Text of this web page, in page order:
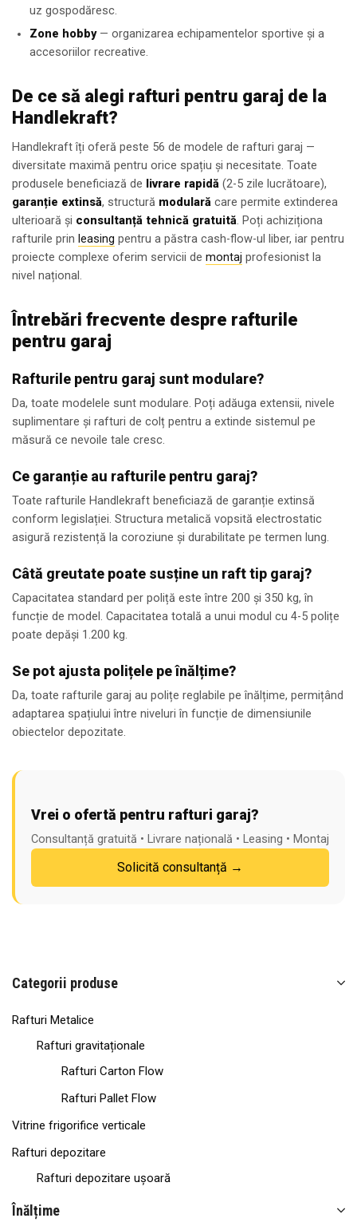
Categorii produse
Rafturi Metalice
Rafturi gravitaționale
Rafturi Carton Flow
Rafturi Pallet Flow
Vitrine frigorifice verticale
Rafturi depozitare
Rafturi depozitare ușoară
Rafturi semi-industriale
Înălțime
uz gospodăresc.
Zone hobby— organizarea echipamentelor sportive și a
accesoriilor recreative.
De ce să alegi rafturi pentru garaj de la
Handlekraft?
Handlekraft îți oferă peste 56 de modele de rafturi garaj —
diversitate maximă pentru orice spațiu și necesitate. Toate
produsele beneficiază de livrare rapidă (2-5 zile lucrătoare),
garanție extinsă, structură modulară care permite extinderea
ulterioară și consultanță tehnică gratuită. Poți achiziționa
rafturile prin leasing pentru a păstra cash-flow-ul liber, iar pentru
proiecte complexe oferim servicii de montaj profesionist la
nivel național.
Întrebări frecvente despre rafturile
pentru garaj
Rafturile pentru garaj sunt modulare?
Da, toate modelele sunt modulare. Poți adăuga extensii, nivele
suplimentare și rafturi de colț pentru a extinde sistemul pe
măsură ce nevoile tale cresc.
Ce garanție au rafturile pentru garaj?
Toate rafturile Handlekraft beneficiază de garanție extinsă
conform legislației. Structura metalică vopsită electrostatic
asigură rezistență la coroziune și durabilitate pe termen lung.
Câtă greutate poate susține un raft tip garaj?
Capacitatea standard per poliță este între 200 și 350 kg, în
funcție de model. Capacitatea totală a unui modul cu 4-5 polițe
poate depăși 1.200 kg.
Se pot ajusta polițele pe înălțime?
Da, toate rafturile garaj au polițe reglabile pe înălțime, permițând
adaptarea spațiului între niveluri în funcție de dimensiunile
obiectelor depozitate.
Vrei o ofertă pentru rafturi garaj?
Consultanță gratuită • Livrare națională • Leasing • Montaj
Solicită consultanță →